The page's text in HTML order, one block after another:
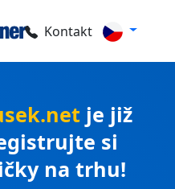
Kontakt
je již
si
na trhu!